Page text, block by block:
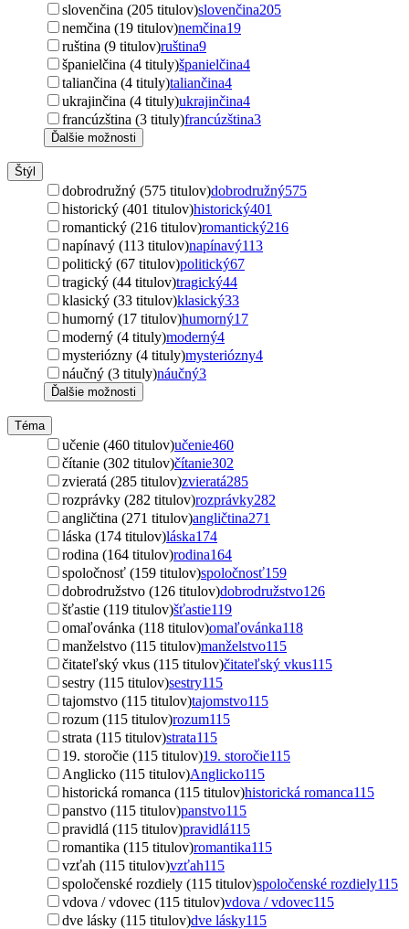
slovenčina (205 titulov)slovenčina205
nemčina (19 titulov)nemčina19
ruština (9 titulov)ruština9
španielčina (4 tituly)španielčina4
taliančina (4 tituly)taliančina4
ukrajinčina (4 tituly)ukrajinčina4
francúzština (3 tituly)francúzština3
Ďalšie možnosti
Štýl
dobrodružný (575 titulov)dobrodružný575
historický (401 titulov)historický401
romantický (216 titulov)romantický216
napínavý (113 titulov)napínavý113
politický (67 titulov)politický67
tragický (44 titulov)tragický44
klasický (33 titulov)klasický33
humorný (17 titulov)humorný17
moderný (4 tituly)moderný4
mysteriózny (4 tituly)mysteriózny4
náučný (3 tituly)náučný3
Ďalšie možnosti
Téma
učenie (460 titulov)učenie460
čítanie (302 titulov)čítanie302
zvieratá (285 titulov)zvieratá285
rozprávky (282 titulov)rozprávky282
angličtina (271 titulov)angličtina271
láska (174 titulov)láska174
rodina (164 titulov)rodina164
spoločnosť (159 titulov)spoločnosť159
dobrodružstvo (126 titulov)dobrodružstvo126
šťastie (119 titulov)šťastie119
omaľovánka (118 titulov)omaľovánka118
manželstvo (115 titulov)manželstvo115
čitateľský vkus (115 titulov)čitateľský vkus115
sestry (115 titulov)sestry115
tajomstvo (115 titulov)tajomstvo115
rozum (115 titulov)rozum115
strata (115 titulov)strata115
19. storočie (115 titulov)19. storočie115
Anglicko (115 titulov)Anglicko115
historická romanca (115 titulov)historická romanca115
panstvo (115 titulov)panstvo115
pravidlá (115 titulov)pravidlá115
romantika (115 titulov)romantika115
vzťah (115 titulov)vzťah115
spoločenské rozdiely (115 titulov)spoločenské rozdiely115
vdova / vdovec (115 titulov)vdova / vdovec115
dve lásky (115 titulov)dve lásky115